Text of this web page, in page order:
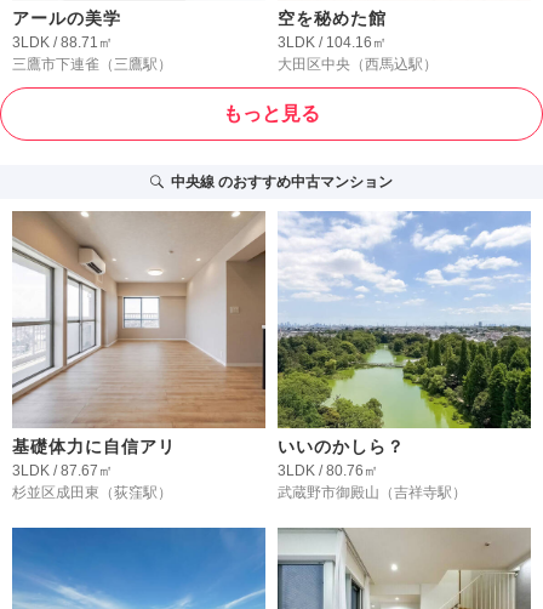
アールの美学
3LDK / 88.71㎡
三鷹市下連雀 （三鷹駅）
空を秘めた館
3LDK / 104.16㎡
大田区中央 （西馬込駅）
もっと見る
中央線のおすすめ中古マンション
基礎体力に自信アリ
3LDK / 87.67㎡
杉並区成田東 （荻窪駅）
いいのかしら？
3LDK / 80.76㎡
武蔵野市御殿山 （吉祥寺駅）